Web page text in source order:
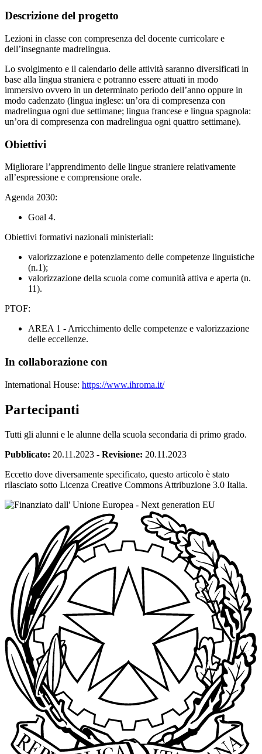
Descrizione del progetto
Lezioni in classe con compresenza del docente curricolare e
dell’insegnante madrelingua.
Lo svolgimento e il calendario delle attività saranno diversificati in
base alla lingua straniera e potranno essere attuati in modo
immersivo ovvero in un determinato periodo dell’anno oppure in
modo cadenzato (lingua inglese: un’ora di compresenza con
madrelingua ogni due settimane; lingua francese e lingua spagnola:
un’ora di compresenza con madrelingua ogni quattro settimane).
Obiettivi
Migliorare l’apprendimento delle lingue straniere relativamente
all’espressione e comprensione orale.
Agenda 2030:
Goal 4.
Obiettivi formativi nazionali ministeriali:
valorizzazione e potenziamento delle competenze linguistiche
(n.1);
valorizzazione della scuola come comunità attiva e aperta (n.
11).
PTOF:
AREA 1 - Arricchimento delle competenze e valorizzazione
delle eccellenze.
In collaborazione con
International House: https://www.ihroma.it/
Partecipanti
Tutti gli alunni e le alunne della scuola secondaria di primo grado.
Pubblicato: 20.11.2023 - Revisione: 20.11.2023
Eccetto dove diversamente specificato, questo articolo è stato
rilasciato sotto Licenza Creative Commons Attribuzione 3.0 Italia.